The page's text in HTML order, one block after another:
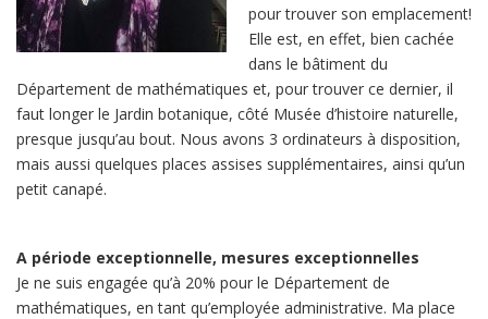
pour trouver son emplacement!
Elle est, en effet, bien cachée
dans le bâtiment du
Département de mathématiques et, pour trouver ce dernier, il
faut longer le Jardin botanique, côté Musée d’histoire naturelle,
presque jusqu’au bout. Nous avons 3 ordinateurs à disposition,
mais aussi quelques places assises supplémentaires, ainsi qu’un
petit canapé.
A période exceptionnelle, mesures exceptionnelles
Je ne suis engagée qu’à 20% pour le Département de
mathématiques, en tant qu’employée administrative. Ma place